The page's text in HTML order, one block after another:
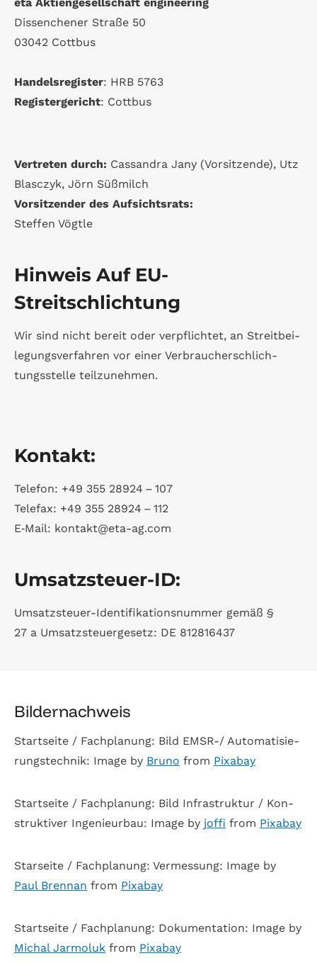
Dis­sen­che­ner Straße 50
03042 Cott­bus
Han­dels­re­gis­ter: HRB 5763
Regis­ter­ge­richt: Cott­bus
Ver­tre­ten durch: Cas­san­dra Jany (Vor­sit­zende), Utz
Bla­sc­zyk, Jörn Süß­milch
Vor­sit­zen­der des Auf­sichts­rats:
Stef­fen Vögtle
Hin­weis Auf EU-
Streitschlichtung
Wir sind nicht bereit oder ver­pflich­tet, an Streit­bei­
le­gungs­ver­fah­ren vor einer Ver­brau­cher­schlich­
tungs­stelle teilzunehmen.
Kon­takt:
Tele­fon: +49 355 28924 – 107
Tele­fax: +49 355 28924 – 112
E‑Mail: kontakt@eta-ag.com
Umsatz­steuer-ID:
Umsatz­steuer-Iden­ti­fi­ka­ti­ons­num­mer gemäß §
27 a Umsatz­steu­er­ge­setz: DE 812816437
Bil­der­nach­weis
Start­seite / Fach­pla­nung: Bild EMSR-/ Auto­ma­ti­sie­
rungs­tech­nik: Image by Bruno from Pix­a­bay
Start­seite / Fach­pla­nung: Bild Infra­struk­tur / Kon­
struk­ti­ver Inge­nieur­bau: Image by joffi from Pix­a­bay
Star­seite / Fach­pla­nung: Ver­mes­sung: Image by
Paul Brennan from Pix­a­bay
Start­seite / Fach­pla­nung: Doku­men­ta­tion: Image by
Michal Jar­mo­luk from Pix­a­bay